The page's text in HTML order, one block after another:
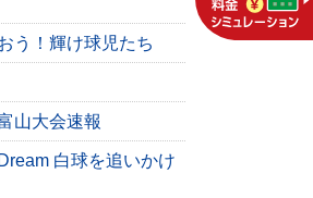
う！輝け球児たち
山大会速報
白球を追いかけ